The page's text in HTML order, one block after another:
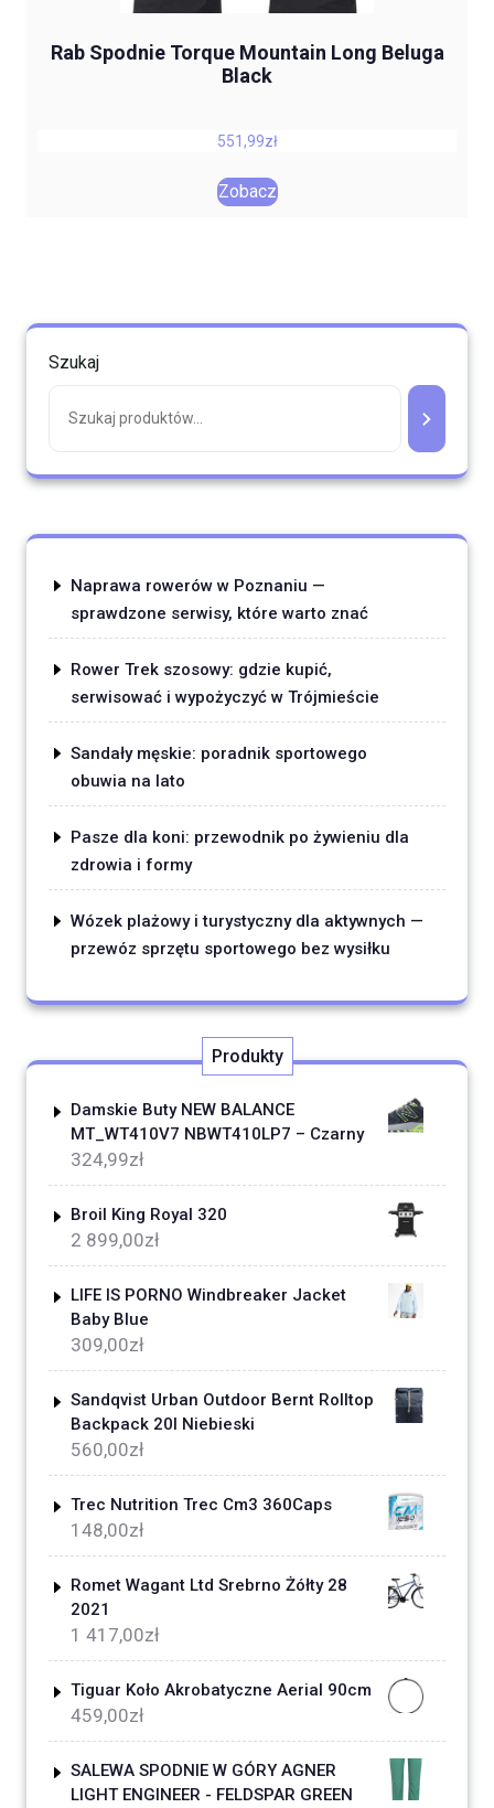
Rab Spodnie Torque Mountain Long Beluga
Black
551,99zł
Zobacz
Szukaj
Naprawa rowerów w Poznaniu —
sprawdzone serwisy, które warto znać
Rower Trek szosowy: gdzie kupić,
serwisować i wypożyczyć w Trójmieście
Sandały męskie: poradnik sportowego
obuwia na lato
Pasze dla koni: przewodnik po żywieniu dla
zdrowia i formy
Wózek plażowy i turystyczny dla aktywnych —
przewóz sprzętu sportowego bez wysiłku
Produkty
Damskie Buty NEW BALANCE
MT_WT410V7 NBWT410LP7 – Czarny
324,99zł
Broil King Royal 320
2 899,00zł
LIFE IS PORNO Windbreaker Jacket
Baby Blue
309,00zł
Sandqvist Urban Outdoor Bernt Rolltop
Backpack 20l Niebieski
560,00zł
Trec Nutrition Trec Cm3 360Caps
148,00zł
Romet Wagant Ltd Srebrno Żółty 28
2021
1 417,00zł
Tiguar Koło Akrobatyczne Aerial 90cm
459,00zł
SALEWA SPODNIE W GÓRY AGNER
LIGHT ENGINEER - FELDSPAR GREEN